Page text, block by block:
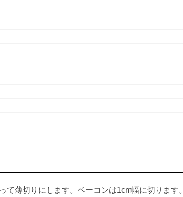
て薄切りにします。ベーコンは1cm幅に切ります。